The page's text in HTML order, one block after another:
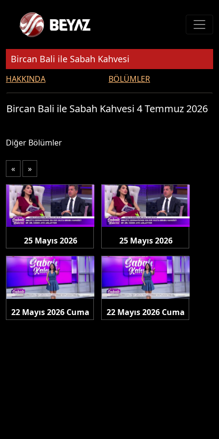
Bircan Bali ile Sabah Kahvesi
HAKKINDA BÖLÜMLER
Bircan Bali ile Sabah Kahvesi 4 Temmuz 2026
Diğer Bölümler
« »
25 Mayıs 2026
25 Mayıs 2026
22 Mayıs 2026 Cuma 22 Mayıs 2026 Cuma